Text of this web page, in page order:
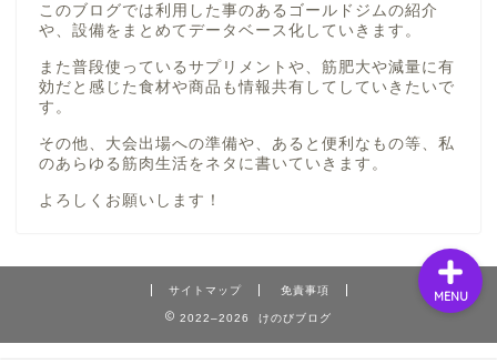
このブログでは利用した事のあるゴールドジムの紹介
や、設備をまとめてデータベース化していきます。
また普段使っているサプリメントや、筋肥大や減量に有
効だと感じた食材や商品も情報共有してしていきたいで
す。
その他、大会出場への準備や、あると便利なもの等、私
のあらゆる筋肉生活をネタに書いていきます。
よろしくお願いします！
サイトマップ 免責事項
2022–2026 けのびブログ
MENU
サプリメント
攻めるサプリメーカー
プロテイン